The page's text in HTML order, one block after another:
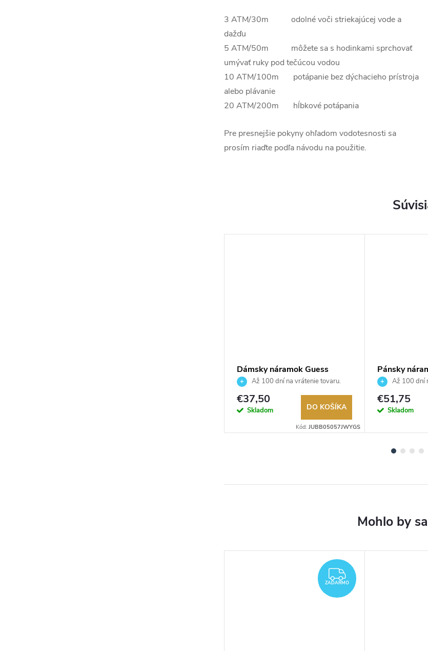
3 ATM/30m odolné voči striekajúcej vode a
dažďu
5 ATM/50m môžete sa s hodinkami sprchovať
umývať ruky pod tečúcou vodou
10 ATM/100m potápanie bez dýchacieho prístroja
alebo plávanie
20 ATM/200m hĺbkové potápania
Pre presnejšie pokyny ohľadom vodotesnosti sa
prosím riaďte podľa návodu na použitie.
Dámsky náramok Guess
JUBB05057JWYGS
Až 100 dní na vrátenie tovaru.
Autorizovaný predajca.
€37,50
Skladom DO KOŠÍKA
Kód: JUBB05057JWYGS
Pánsky
Až 100 dní
Autorizovaný
€51,75
Skladom
ZADARMO
ZADARMO